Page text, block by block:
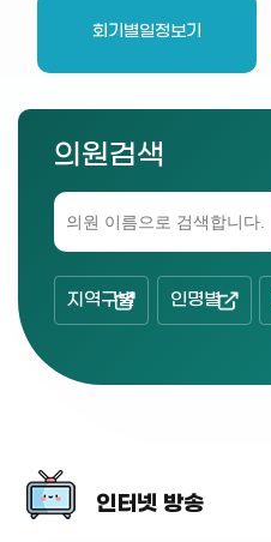
회기별일정보기
의원검색
지역구별 인명별
인터넷 방송